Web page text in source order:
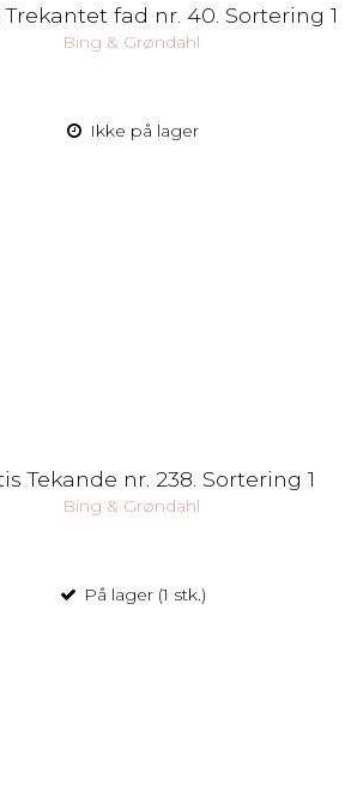
Trekantet fad nr. 40. Sortering 1
Bing & Grøndahl
Ikke på lager
Tekande nr. 238. Sortering 1
Bing & Grøndahl
På lager (1 stk.)